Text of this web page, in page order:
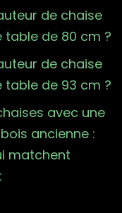
de chaise
table de 80 cm ?
de chaise
table de 93 cm ?
avec une
ancienne :
matchent